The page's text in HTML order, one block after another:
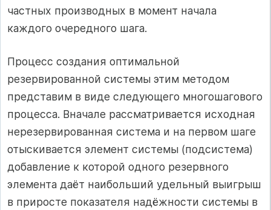
частных производных в момент начала
каждого очередного шага.
Процесс создания оптимальной
резервированной системы этим методом
представим в виде следующего многошагового
процесса. Вначале рассматривается исходная
нерезервированная система и на первом шаге
отыскивается элемент системы (подсистема)
добавление к которой одного резервного
элемента даёт наибольший удельный выигрыш
в приросте показателя надёжности системы в